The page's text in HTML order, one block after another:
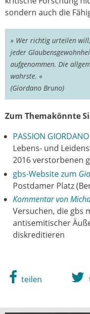
sondern auch die
» Wer richtig urteilen
jeder
aufgenommen. Die
wahrste. «
(Giordano Bruno)
Zum Themakönnte
PASSION
Lebens- und
2016 verstorbenen
gbs-Website zum
Postdamer Platz
Kommentar von
Versuchen, die gbs
antisemitischer
diskreditieren
teilen